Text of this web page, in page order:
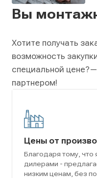
Вы
Хотите получать
возможность
специальной цене?—
партнером!
Цены от
Благодаря тому,
дилерами -
низким ценам, без